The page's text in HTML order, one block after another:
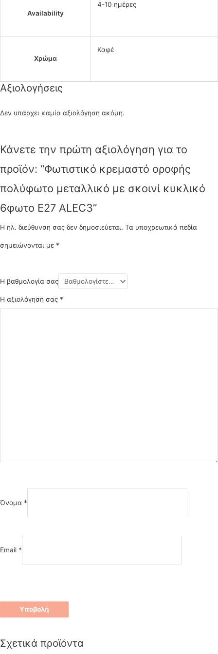
Availability
4-10 ημέρες
Χρώμα
Καφέ
Αξιολογήσεις
Δεν υπάρχει καμία αξιολόγηση ακόμη.
Κάνετε την πρώτη αξιολόγηση για το
προϊόν: “Φωτιστικό κρεμαστό οροφής
πολύφωτο μεταλλικό με σκοινί κυκλικό
6φωτο E27 ALEC3”
Η ηλ. διεύθυνση σας δεν δημοσιεύεται. Τα υποχρεωτικά πεδία
σημειώνονται με *
Η βαθμολογία σας
Η αξιολόγησή σας *
Όνομα *
Email *
Σχετικά προϊόντα